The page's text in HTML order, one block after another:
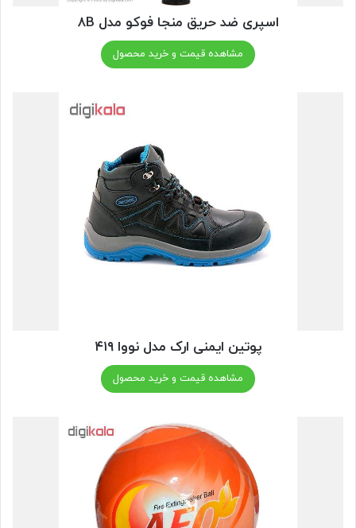
اسپری ضد حریق منجا فوکو مدل ۸B
مشاهده قیمت و خرید محصول
پوتین ایمنی ارک مدل نووا ۴۱۹
مشاهده قیمت و خرید محصول